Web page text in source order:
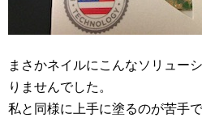
まさかネイルにこんなソリュー
りませんでした。
私と同様に上手に塗るのが苦手